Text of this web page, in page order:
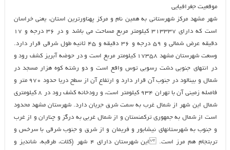
موقعيت جغرافيايي
شهر مشهد مركز شهرستاني به همين نام و مركز پهناورترين استان، يعني خراسان
است كه داراي ۳۱۳۳۳۷ كيلومتر مربع مساحت مي باشد و در ۳۶ درجه و ۱۷
دقيقه عرض شمالي و ۵۹ درجه و ۳۶ دقيقه و ۴۵ ثانيه طول شرقي قرار دارد.
وسعت شهرستان مشهد ۱۷۳۵۸ كيلومتر مربع است و در حوضه آبريز كشف رود و
در انتهاي جنوبي دشت رسوبي توس واقع است و دو رشته كوه هزار مسجد در
شمال و بينالود در جنوب آن قرار دارد و ارتفاع آن از سطح دريا حدود ۹۷۰ متر و
فاصله زميني آن با تهران ۹۳۴ كيلومتر است، و رودخانه كشف رود در ۸ كيلومتري
شمال اين شهر از شمال غرب به سمت شرق جريان دارد. شهرستان مشهد محدود
است از شمال به جمهوري تركمنستان و از شمال غربي به درگز و چناران و از غرب
و جنوب به شهرستانهاي نيشابور و فريمان و از شرق و جنوب شرقي با سرخس و
تربت‏جام هم مرز است. اين شهرستان داراي ۴ شهر (كلات، طرقبه، شانديز و